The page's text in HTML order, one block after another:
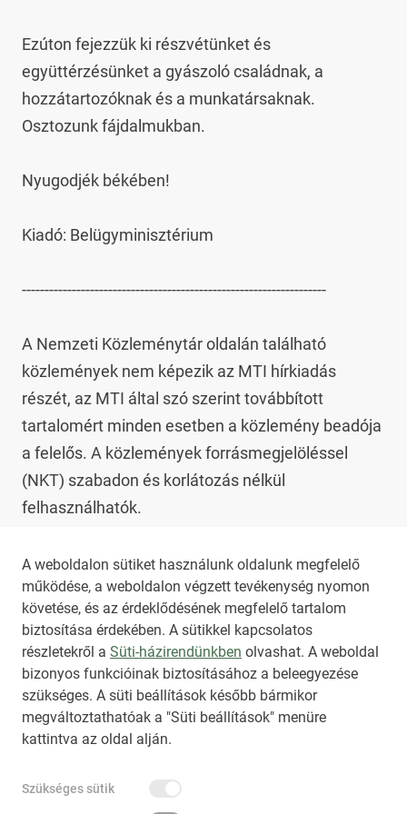
A weboldalon sütiket használunk oldalunk megfelelő
működése, a weboldalon végzett tevékenység nyomon
követése, és az érdeklődésének megfelelő tartalom
biztosítása érdekében. A sütikkel kapcsolatos
részletekről a Süti-házirendünkben olvashat. A weboldal
bizonyos funkcióinak biztosításához a beleegyezése
szükséges. A süti beállítások később bármikor
megváltoztathatóak a "Süti beállítások" menüre
kattintva az oldal alján.
Szükséges sütik
Ezúton fejezzük ki részvétünket és
együttérzésünket a gyászoló családnak, a
hozzátartozóknak és a munkatársaknak.
Osztozunk fájdalmukban.
Nyugodjék békében!
Kiadó: Belügyminisztérium
-------------------------------------------------------------------
A Nemzeti Közleménytár oldalán található
közlemények nem képezik az MTI hírkiadás
részét, az MTI által szó szerint továbbított
tartalomért minden esetben a közlemény beadója
a felelős. A közlemények forrásmegjelöléssel
(NKT) szabadon és korlátozás nélkül
felhasználhatók.
Az NKT szolgáltatással kapcsolatban további
információt az nkt@dunamsz.hu elektronikus
levelező címen kaphat.
HIRADO.HU MEDIAKLIKK.HU
M4SPORT.HU NEMZETISPORT.HU
NEMZETI KÖZLEMÉNYTÁR MEGRENDELÉS